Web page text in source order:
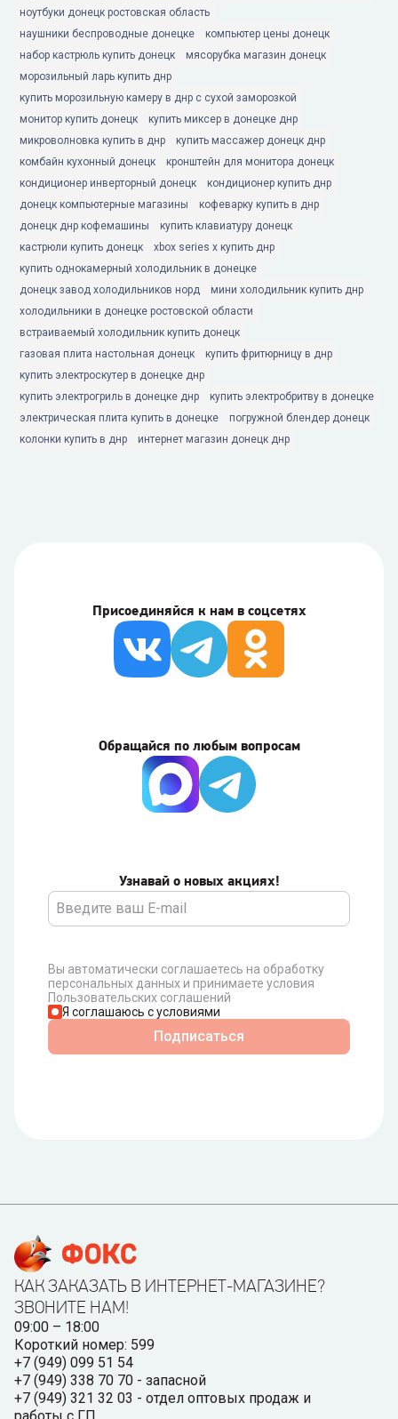
ноутбуки донецк ростовская область
наушники беспроводные донецке
компьютер цены донецк
набор кастрюль купить донецк
мясорубка магазин донецк
морозильный ларь купить днр
купить морозильную камеру в днр с сухой заморозкой
монитор купить донецк
купить миксер в донецке днр
микроволновка купить в днр
купить массажер донецк днр
комбайн кухонный донецк
кронштейн для монитора донецк
кондиционер инверторный донецк
кондиционер купить днр
донецк компьютерные магазины
кофеварку купить в днр
донецк днр кофемашины
купить клавиатуру донецк
кастрюли купить донецк
xbox series x купить днр
купить однокамерный холодильник в донецке
донецк завод холодильников норд
мини холодильник купить днр
холодильники в донецке ростовской области
встраиваемый холодильник купить донецк
газовая плита настольная донецк
купить фритюрницу в днр
купить электроскутер в донецке днр
купить электрогриль в донецке днр
купить электробритву в донецке
электрическая плита купить в донецке
погружной блендер донецк
колонки купить в днр
интернет магазин донецк днр
Присоединяйся к нам в соцсетях
Узнавай о новых акциях!
Вы автоматически соглашаетесь на обработку
персональных данных и принимаете условия
Пользовательских соглашений
Я соглашаюсь с условиями
Подписаться
Обращайся по любым вопросам
КАК ЗАКАЗАТЬ В ИНТЕРНЕТ-МАГАЗИНЕ?
ЗВОНИТЕ НАМ!
09:00 – 18:00
Короткий номер: 599
+7 (949) 099 51 54
+7 (949) 338 70 70 - запасной
+7 (949) 321 32 03 - отдел оптовых продаж и